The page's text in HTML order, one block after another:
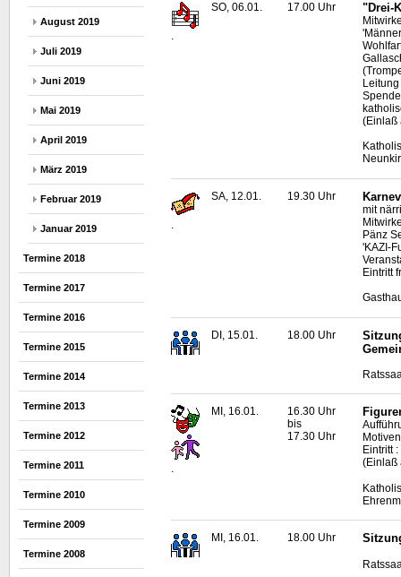
August 2019
Juli 2019
Juni 2019
Mai 2019
April 2019
März 2019
Februar 2019
Januar 2019
Termine 2018
Termine 2017
Termine 2016
Termine 2015
Termine 2014
Termine 2013
Termine 2012
Termine 2011
Termine 2010
Termine 2009
Termine 2008
.
SO, 06.01. 17.00 Uhr "Drei-
(Einlaß
SA, 12.01. 19.30 Uhr
mit
Pänz
'KAZI-
Eintritt
DI, 15.01. 18.00 Uhr
.
MI, 16.01.
16.30 Uhr
bis
17.30 Uhr
Eintritt
(Einlaß
MI, 16.01. 18.00 Uhr